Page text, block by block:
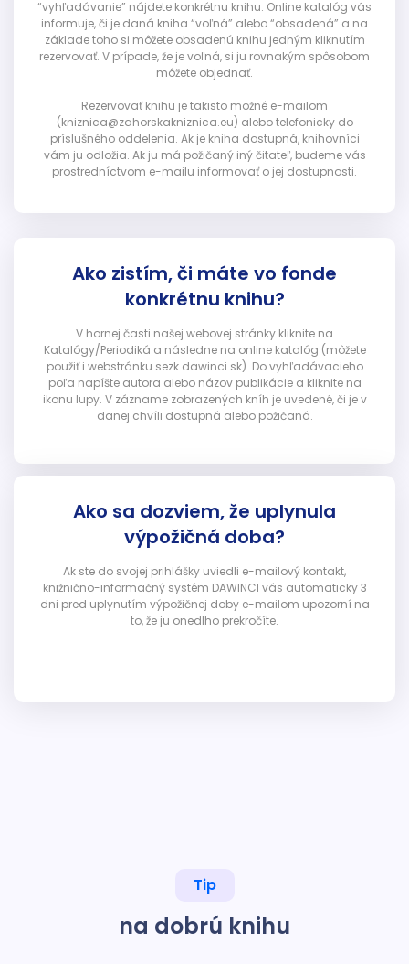
“vyhľadávanie” nájdete konkrétnu knihu. Online katalóg vás
informuje, či je daná kniha “voľná” alebo “obsadená” a na
základe toho si môžete obsadenú knihu jedným kliknutím
rezervovať. V prípade, že je voľná, si ju rovnakým spôsobom
môžete objednať.
Rezervovať knihu je takisto možné e-mailom
(kniznica@zahorskakniznica.eu) alebo telefonicky do
príslušného oddelenia. Ak je kniha dostupná, knihovníci
vám ju odložia. Ak ju má požičaný iný čitateľ, budeme vás
prostredníctvom e-mailu informovať o jej dostupnosti.
Ako zistím, či máte vo fonde
konkrétnu knihu?
V hornej časti našej webovej stránky kliknite na
Katalógy/Periodiká a následne na online katalóg (môžete
použiť i webstránku sezk.dawinci.sk). Do vyhľadávacieho
poľa napíšte autora alebo názov publikácie a kliknite na
ikonu lupy. V zázname zobrazených kníh je uvedené, či je v
danej chvíli dostupná alebo požičaná.
Ako sa dozviem, že uplynula
výpožičná doba?
Ak ste do svojej prihlášky uviedli e-mailový kontakt,
knižnično-informačný systém DAWINCI vás automaticky 3
dni pred uplynutím výpožičnej doby e-mailom upozorní na
to, že ju onedlho prekročíte.
Tip
na dobrú knihu